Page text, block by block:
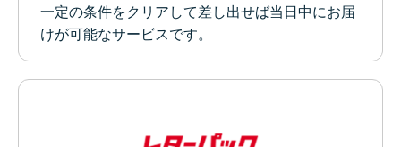
一定の条件をクリアして差し出せば当日中にお届
けが可能なサービスです。